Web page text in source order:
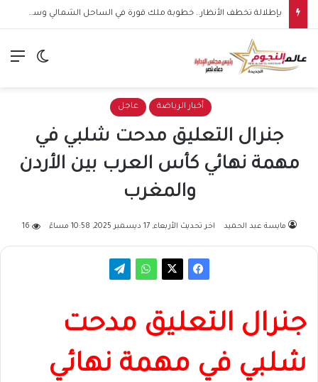
بإطلالة تخطف الأنظار.. خطوبة ملك قورة في الساحل الشمالي وسط أجواء عائلية مميزة
الوضع
أخبار الرياضة عاجل
جنرال التعليق مدحت شلبي في
مهمة نهائي كأس العرب بين الأردن
والمغرب
مايسة عبد الحميد اخر تحديث الأربعاء, 17 ديسمبر 2025, 10:58 مساءً 16
جنرال التعليق مدحت
شلبي في مهمة نهائي